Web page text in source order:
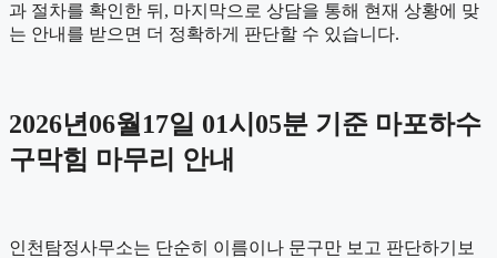
과 절차를 확인한 뒤, 마지막으로 상담을 통해 현재 상황에 맞
는 안내를 받으면 더 정확하게 판단할 수 있습니다.
2026년06월17일 01시05분 기준 마포하수
구막힘 마무리 안내
인천탐정사무소는 단순히 이름이나 문구만 보고 판단하기보